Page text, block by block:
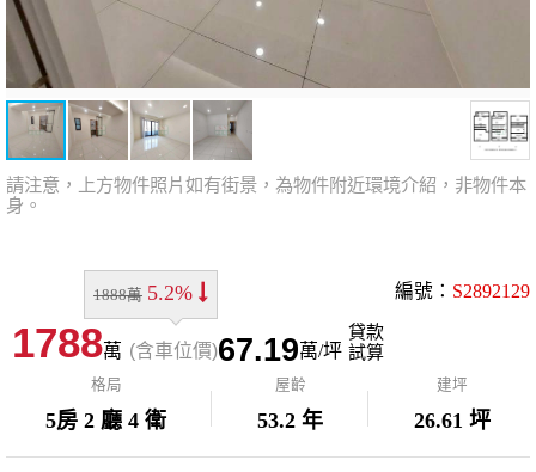
請注意，上方物件照片如有街景，為物件附近環境介紹，非物件本
身。
編號： S2892129
1888萬 5.2%
1788萬 (含車位價)67.19萬/坪
貸款
試算
格局
5房 2 廳 4 衛
屋齡
53.2 年
建坪
26.61 坪